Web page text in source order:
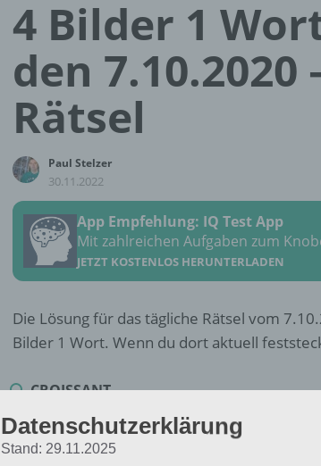
4 Bilder 1
den 7.10.2020
Rätsel
Paul Stelzer
30.11.2022
App Empfehlung: IQ Test App
Mit zahlreichen Aufgaben zum
JETZT KOSTENLOS HERUNTERLADEN
Die Lösung für das tägliche Rätsel vom
Bilder 1 Wort. Wenn du dort aktuell
CROISSANT
Du suchst eine andere Lösung?
Datenschutzerklärung
Stand: 29.11.2025